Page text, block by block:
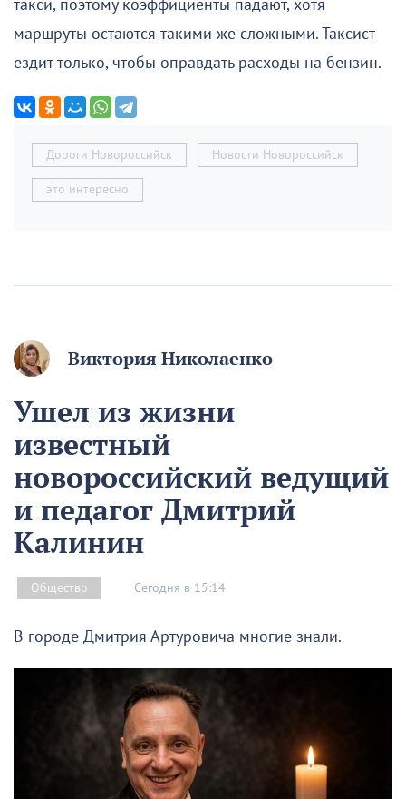
такси, поэтому коэффициенты падают, хотя
маршруты остаются такими же сложными. Таксист
ездит только, чтобы оправдать расходы на бензин.
Дороги Новороссийск Новости Новороссийск
это интересно
Виктория Николаенко
Ушел из жизни
известный
новороссийский ведущий
и педагог Дмитрий
Калинин
Общество Сегодня в 15:14
В городе Дмитрия Артуровича многие знали.